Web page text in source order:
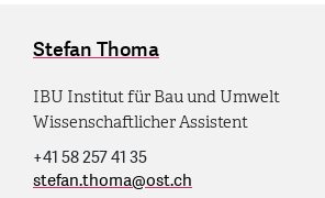
Stefan Thoma
IBU Institut für Bau und Umwelt
Wissenschaftlicher Assistent
+41 58 257 41 35
stefan.thoma@ost.ch